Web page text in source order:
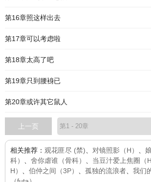
第16章照这样出去
第17章可以考虑啦
第18章太高了吧
第19章只到腰裑已
第20章或许其它鼠人
上一页
相关推荐： 观花匪尽 (禁) 对镜照影（H）
科）
舍你虐谁（骨科） 当豆汁爱上焦圈（H
H）
伯仲之间（3P） 孤独的流浪者 我们